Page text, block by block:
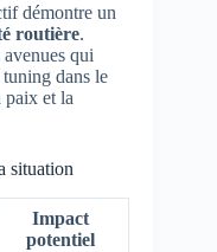
démontre un
routière.
qui
dans le
paix et la
situation
Impact
potentiel